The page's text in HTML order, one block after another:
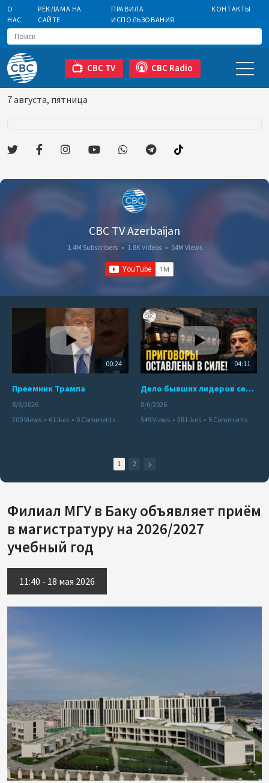
О
НАС
РЕКЛАМА НА
САЙТЕ
ПРАВИЛА
ИСПОЛЬЗОВАНИЯ
КОНТАКТЫ
CBC TV CBC Radio
7 августа, пятница
CBC TV Azerbaijan
1.4M Subscribers • 1.8K Videos • 14M Views
00:24
Преемник Трампа
8/6/2026
209 Views • 6 Likes • 0 Comments
04:11
Дело бывших лидеров сепаратистского режима в Карабахе
8/6/2026
549 Views • 28 Likes • 5 Comments
1 2
​​​​​​​Филиал МГУ в Баку объявляет приём
в магистратуру на 2026/2027
учебный год
11:40 - 18 мая 2026